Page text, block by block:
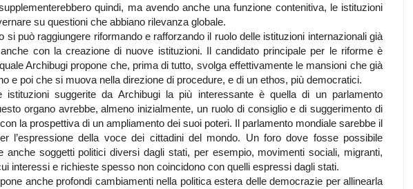
quindi, ma avendo anche una funzione contenitiva, le istituzioni
su questioni che abbiano rilevanza globale.
si può raggiungere riformando e rafforzando il ruolo delle istituzioni internazionali già
con la creazione di nuove istituzioni. Il candidato principale per le riforme è
Archibugi propone che, prima di tutto, svolga effettivamente le mansioni che già
e poi che si muova nella direzione di procedure, e di un ethos, più democratici.
istituzioni suggerite da Archibugi la più interessante è quella di un parlamento
organo avrebbe, almeno inizialmente, un ruolo di consiglio e di suggerimento di
la prospettiva di un ampliamento dei suoi poteri. Il parlamento mondiale sarebbe il
l’espressione della voce dei cittadini del mondo. Un foro dove fosse possibile
anche soggetti politici diversi dagli stati, per esempio, movimenti sociali, migranti,
interessi e richieste spesso non coincidono con quelli espressi dagli stati.
anche profondi cambiamenti nella politica estera delle democrazie per allinearla